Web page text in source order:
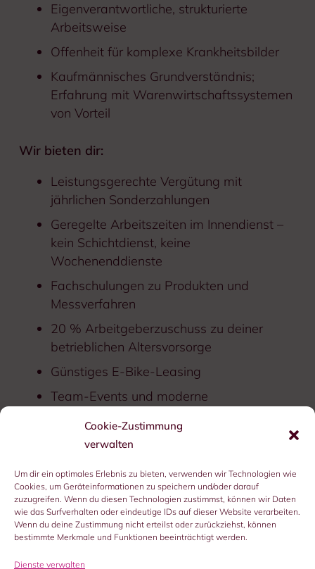
Cookie-Zustimmung
verwalten
Um dir ein optimales Erlebnis zu bieten, verwenden wir Technologien wie
Cookies, um Geräteinformationen zu speichern und/oder darauf
zuzugreifen. Wenn du diesen Technologien zustimmst, können wir Daten
wie das Surfverhalten oder eindeutige IDs auf dieser Website verarbeiten.
Wenn du deine Zustimmung nicht erteilst oder zurückziehst, können
bestimmte Merkmale und Funktionen beeinträchtigt werden.
Dienste verwalten
Eigenverantwortliche, strukturierte
Arbeitsweise
Offenheit für komplexe Krankheitsbilder
Kaufmännisches Grundverständnis;
Erfahrung mit Warenwirtschaftssystemen
von Vorteil
Wir bieten dir:
Leistungsgerechte Vergütung mit
jährlichen Sonderzahlungen
Geregelte Arbeitszeiten im Innendienst –
kein Schichtdienst, keine
Wochenenddienste
Fachschulungen zu Produkten und
Messverfahren
20 % Arbeitgeberzuschuss zu deiner
betrieblichen Altersvorsorge
Günstiges E-Bike-Leasing
Team-Events und moderne
Verantwortungsvolle Aufgabe mit
Möglichkeiten, deine individuellen Stärken
einzubringen